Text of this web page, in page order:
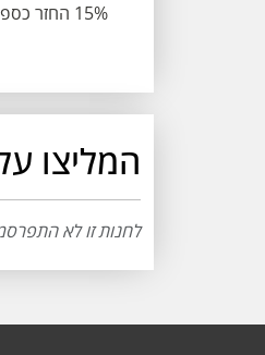
15% החזר כספי ישירות לחשבון
המליצו
לחנות זו לא